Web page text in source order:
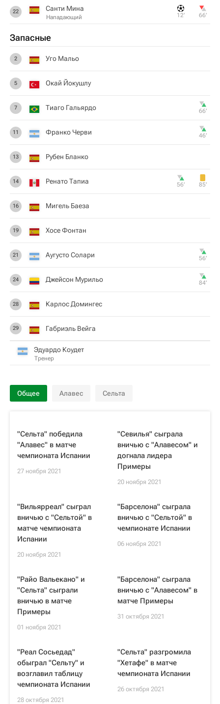
22 Санти Мина
Нападающий 12‎’‎ 66‎’‎
Запасные
2 Уго Мальо
5 Окай Йокушлу
7 Тиаго Гальярдо 66‎’‎
11 Франко Черви 46‎’‎
13 Рубен Бланко
14 Ренато Тапиа 56‎’‎ 85‎’‎
16 Мигель Баеза
19 Хосе Фонтан
21 Аугусто Солари 56‎’‎
24 Джейсон Мурильо 84‎’‎
28 Карлос Домингес
29 Габриэль Вейга
Эдуардо Коудет
Тренер
Общее Алавес Сельта
"Сельта" победила
"Алавес" в матче
чемпионата Испании
27 ноября 2021
"Севилья" сыграла
вничью с "Алавесом" и
догнала лидера
Примеры
20 ноября 2021
"Вильярреал" сыграл
вничью с "Сельтой" в
матче чемпионата
Испании
20 ноября 2021
"Барселона" сыграла
вничью с "Сельтой" в
чемпионате Испании
06 ноября 2021
"Райо Вальекано" и
"Сельта" сыграли
вничью в матче
Примеры
01 ноября 2021
"Барселона" сыграла
вничью с "Алавесом" в
матче Примеры
31 октября 2021
"Реал Сосьедад"
обыграл "Сельту" и
возглавил таблицу
чемпионата Испании
28 октября 2021
"Сельта" разгромила
"Хетафе" в матче
чемпионата Испании
26 октября 2021